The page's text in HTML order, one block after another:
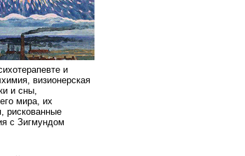
и
визионерская
и сны,
мира, их
рискованные
с Зигмундом